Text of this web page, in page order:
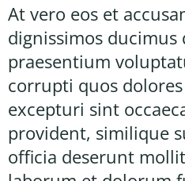
At vero eos et
dignissimos
praesentium
corrupti quos
excepturi sint
provident, similique
officia deserunt